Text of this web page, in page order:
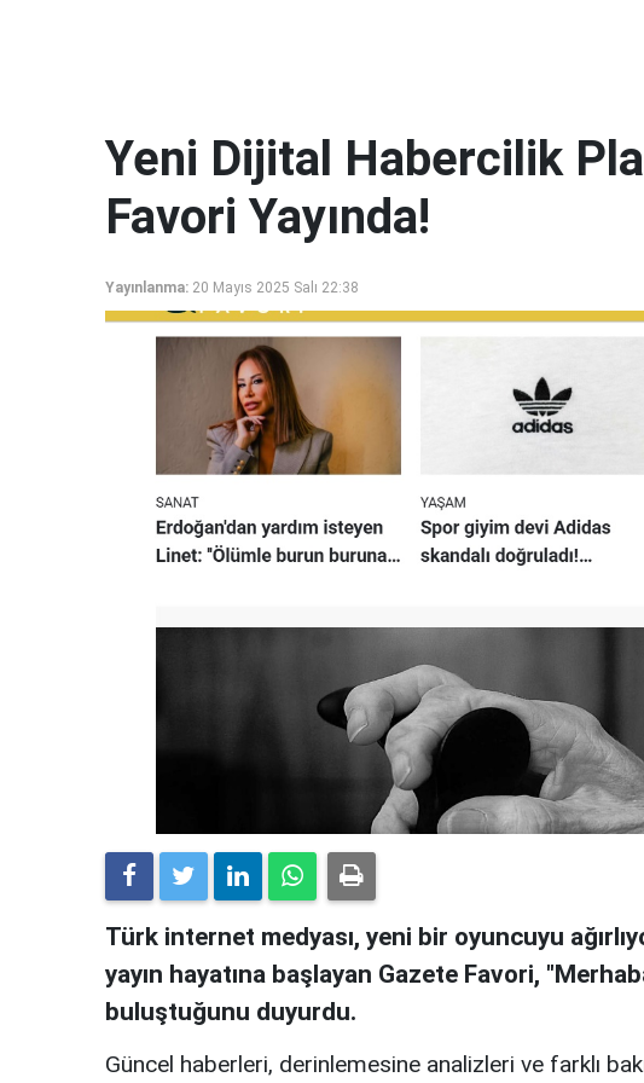
Yeni Dijital Habercilik
Favori Yayında!
Yayınlanma: 20 Mayıs 2025 Salı 22:38
Türk internet medyası, yeni bir oyuncuyu
yayın hayatına başlayan Gazete Favori,
buluştuğunu duyurdu.
Güncel haberleri, derinlemesine analizleri ve farklı